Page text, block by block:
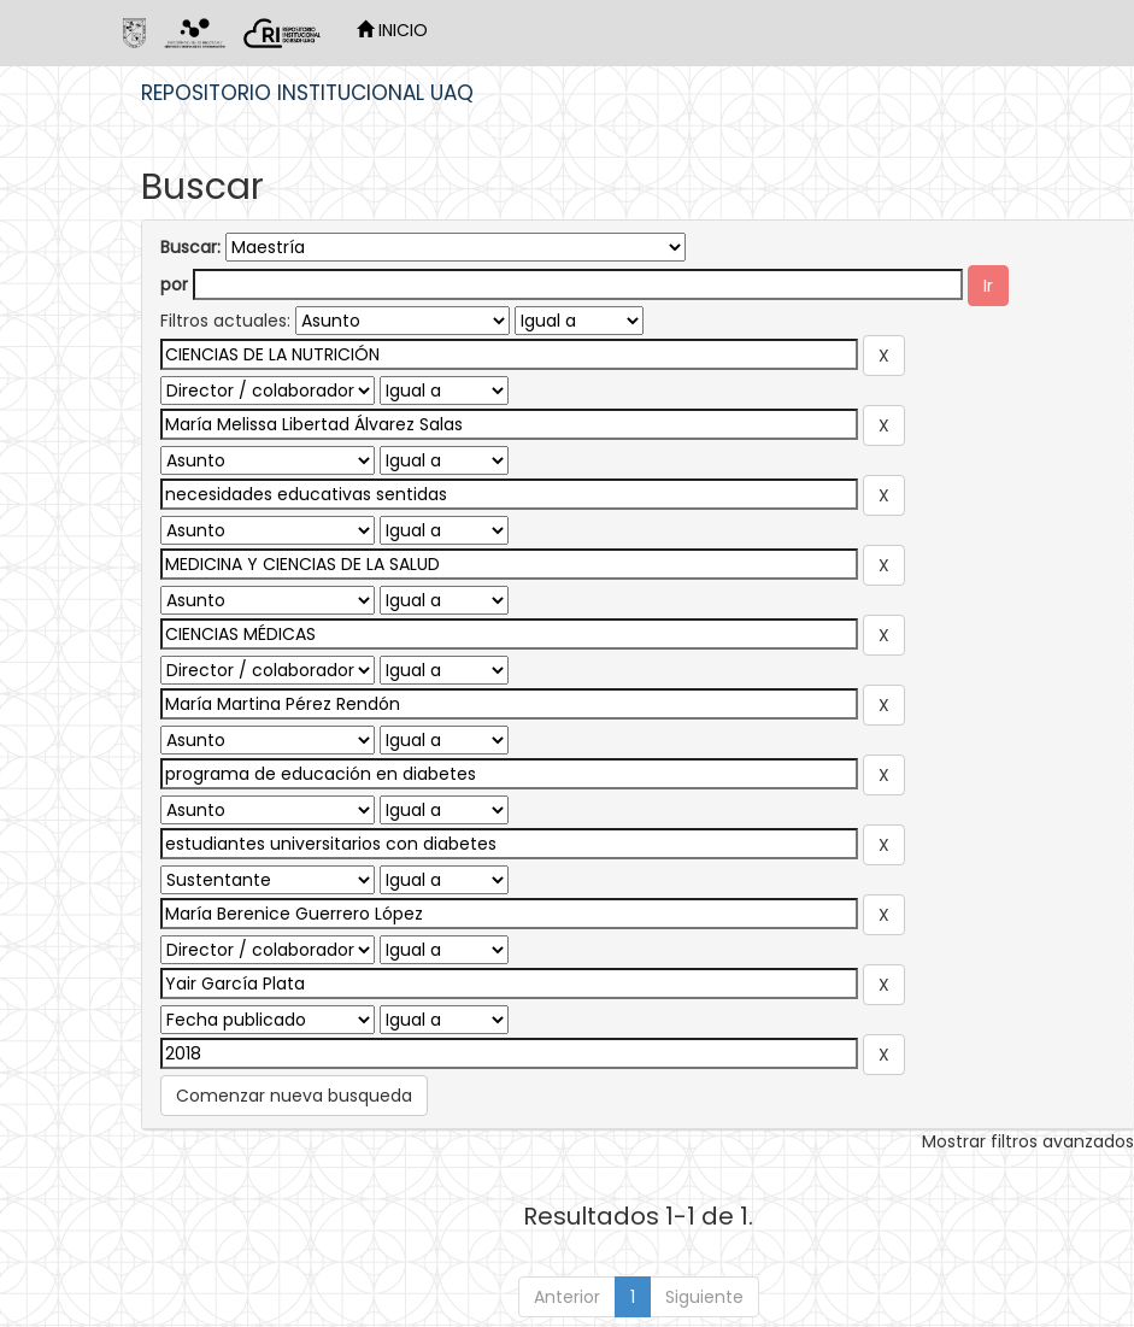
INICIO
REPOSITORIO INSTITUCIONAL UAQ
Buscar
Buscar:
por
Filtros actuales:
Comenzar nueva busqueda
Mostrar filtros avanzados
Resultados 1-1 de 1.
Anterior 1 Siguiente